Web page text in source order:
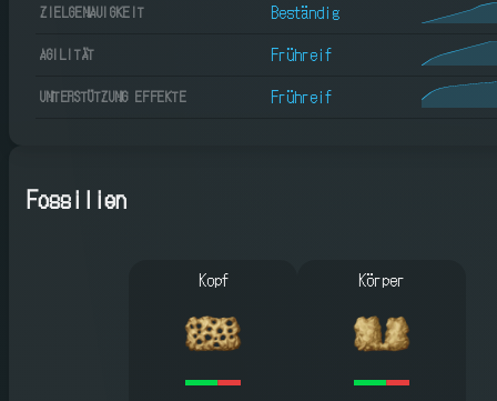
ZIELGENAUIGKEIT Beständig
AGILITÄT Frühreif
UNTERSTÜTZUNG EFFEKTE Frühreif
Fossilien
Kopf Körper